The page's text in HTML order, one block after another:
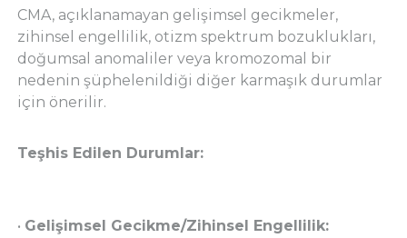
CMA, açıklanamayan gelişimsel gecikmeler,
zihinsel engellilik, otizm spektrum bozuklukları,
doğumsal anomaliler veya kromozomal bir
nedenin şüphelenildiği diğer karmaşık durumlar
için önerilir.
Teşhis Edilen Durumlar:
• Gelişimsel Gecikme/Zihinsel Engellilik: